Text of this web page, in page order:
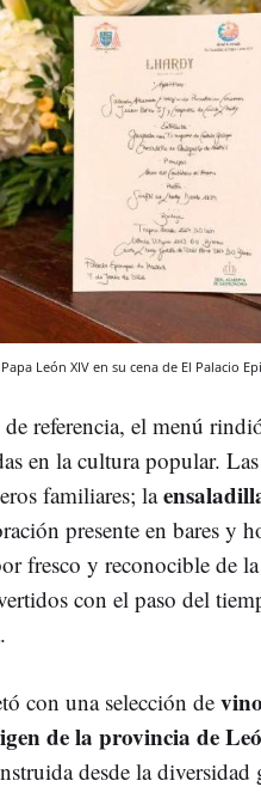
León XIV en su cena de El Palacio
referencia, el menú
en la cultura popular. Las
familiares; la
presente en bares y
fresco y reconocible de
con el paso del
con una selección de
de la provincia de
desde la